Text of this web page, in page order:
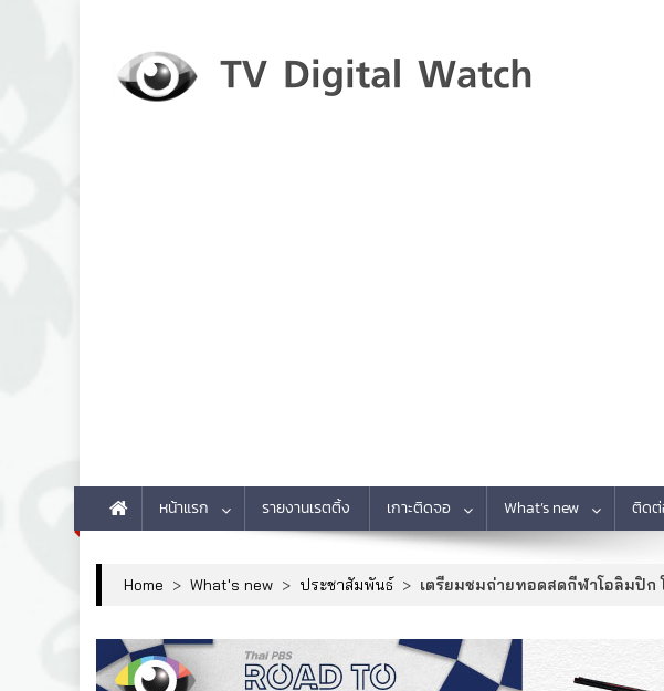
หน้าแรก รายงานเรตติ้ง เกาะติดจอ What’s new ติด
Home > What's new > ประชาสัมพันธ์ > เตรียมชมถ่ายทอดสดกีฬาโอลิมปิก